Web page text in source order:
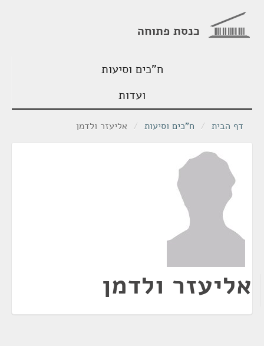
כנסת פתוחה
ח"כים וסיעות
ועדות
דף הבית / ח"כים וסיעות / אליעזר ולדמן
אליעזר ולדמן